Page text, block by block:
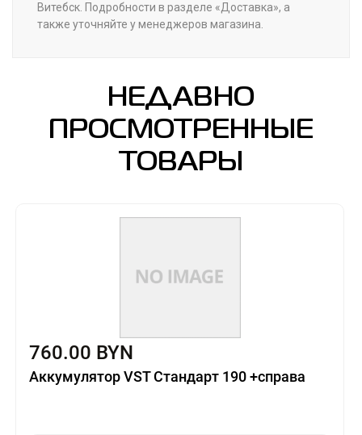
Витебск. Подробности в разделе «Доставка», а
также уточняйте у менеджеров магазина.
НЕДАВНО
ПРОСМОТРЕННЫЕ
ТОВАРЫ
760.00 BYN
Аккумулятор VST Стандарт 190 +справа